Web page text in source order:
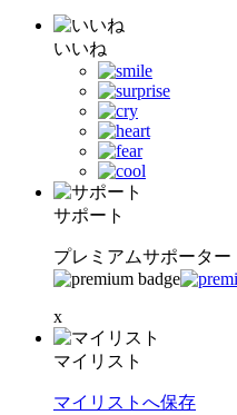
いいね
サポート
プレミアムサポーター
x
マイリスト
マイリストへ保存